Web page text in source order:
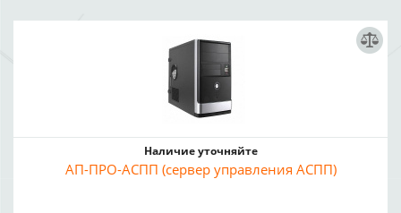
Наличие уточняйте
АП-ПРО-АСПП (сервер управления АСПП)